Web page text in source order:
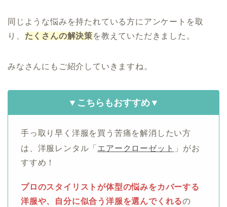
同じような悩みを持たれている方にアンケートを取
り、 たくさんの解決策を教えていただきました。
みなさんにもご紹介していきますね。
▼こちらもおすすめ▼
手っ取り早く洋服を買う苦痛を解消したい方
は、洋服レンタル「 エアークローゼット
」がお
すすめ！
プロのスタイリストが体型の悩みをカバーする
洋服や、自分に似合う洋服を選んでくれるの